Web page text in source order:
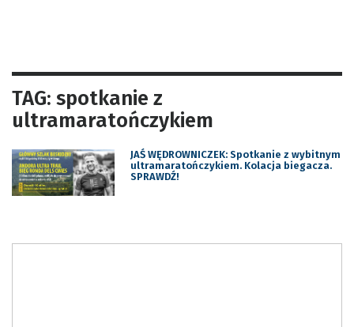
TAG: spotkanie z
ultramaratończykiem
JAŚ WĘDROWNICZEK: Spotkanie z wybitnym
ultramaratończykiem. Kolacja biegacza.
SPRAWDŹ!